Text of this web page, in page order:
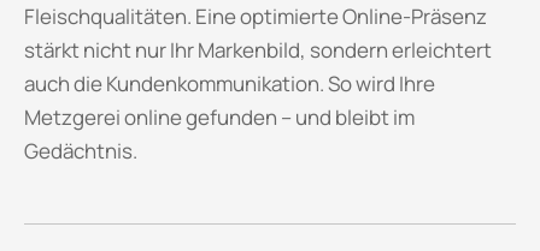
Fleischqualitäten. Eine optimierte Online-Präsenz
stärkt nicht nur Ihr Markenbild, sondern erleichtert
auch die Kundenkommunikation. So wird Ihre
Metzgerei online gefunden – und bleibt im
Gedächtnis.